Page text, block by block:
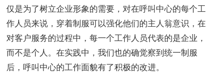
仅是为了树立企业形象的需要，对在呼叫中心的每个工
作人员来说，穿着制服可以强化他们的主人翁意识，在
对客户服务的过程中，每一个工作人员代表的是企业，
而不是个人。在实践中，我们也的确觉察到统一制服
后，呼叫中心的工作面貌有了积极的改进。